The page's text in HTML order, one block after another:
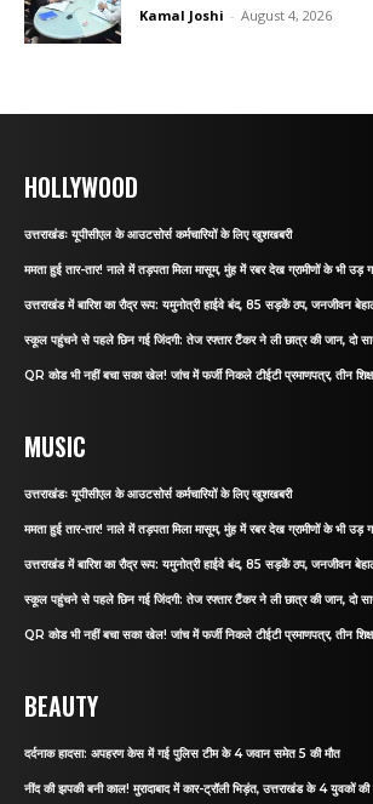
Kamal Joshi - August 4, 2026
HOLLYWOOD
उत्तराखंडः यूपीसीएल के आउटसोर्स कर्मचारियों के लिए खुशखबरी
ममता हुई तार-तार! नाले में तड़पता मिला मासूम, मुंह में रबर देख ग्रामीणों के भी उड़
उत्तराखंड में बारिश का रौद्र रूप: यमुनोत्री हाईवे बंद, 85 सड़कें ठप, जनजीवन
स्कूल पहुंचने से पहले छिन गई जिंदगी: तेज रफ्तार टैंकर ने ली छात्र की जान, दो
QR कोड भी नहीं बचा सका खेल! जांच में फर्जी निकले टीईटी प्रमाणपत्र, तीन
MUSIC
उत्तराखंडः यूपीसीएल के आउटसोर्स कर्मचारियों के लिए खुशखबरी
ममता हुई तार-तार! नाले में तड़पता मिला मासूम, मुंह में रबर देख ग्रामीणों के भी उड़
उत्तराखंड में बारिश का रौद्र रूप: यमुनोत्री हाईवे बंद, 85 सड़कें ठप, जनजीवन
स्कूल पहुंचने से पहले छिन गई जिंदगी: तेज रफ्तार टैंकर ने ली छात्र की जान, दो
QR कोड भी नहीं बचा सका खेल! जांच में फर्जी निकले टीईटी प्रमाणपत्र, तीन
BEAUTY
दर्दनाक हादसा: अपहरण केस में गई पुलिस टीम के 4 जवान समेत 5 की मौत
नींद की झपकी बनी काल! मुरादाबाद में कार-ट्रॉली भिड़ंत, उत्तराखंड के 4 युवकों की